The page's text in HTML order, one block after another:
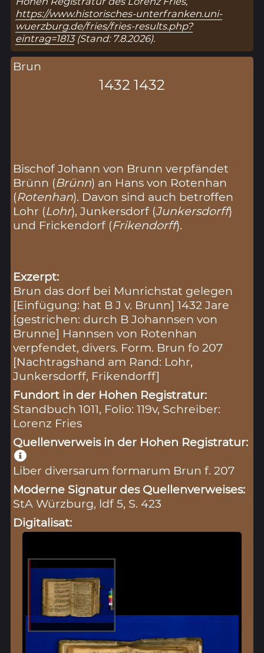
https://www.historisches-unterfranken.uni-
wuerzburg.de/fries/fries-results.php?
eintrag=1813(Stand: 7.8.2026).
Brun
1432 1432
Bischof Johann von Brunn verpfändet
Brünn (Brünn) an Hans von Rotenhan
(Rotenhan). Davon sind auch betroffen
Lohr (Lohr), Junkersdorf (Junkersdorff)
und Frickendorf (Frikendorff).
Exzerpt:
Brun das dorf bei Munrichstat gelegen
[Einfügung: hat B J v. Brunn] 1432 Jare
[gestrichen: durch B Johannsen von
Brunne] Hannsen von Rotenhan
verpfendet, divers. Form. Brun fo 207
[Nachtragshand am Rand: Lohr,
Junkersdorff, Frikendorff]
Fundort in der Hohen Registratur:
Standbuch 1011, Folio: 119v, Schreiber:
Lorenz Fries
Quellenverweis in der Hohen Registratur:
Liber diversarum formarum Brun f. 207
Moderne Signatur des Quellenverweises:
StA Würzburg, ldf 5, S. 423
Digitalisat: